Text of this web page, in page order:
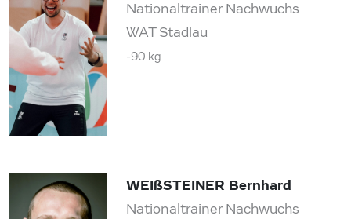
Nationaltrainer Nachwuchs
WAT Stadlau
-90 kg
WEIßSTEINER Bernhard
Nationaltrainer Nachwuchs